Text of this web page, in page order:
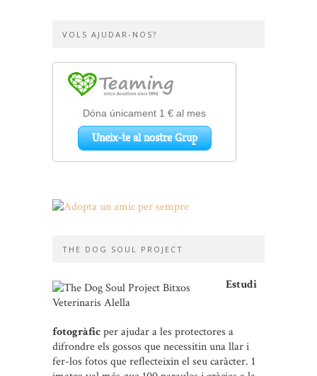
VOLS AJUDAR-NOS?
THE DOG SOUL PROJECT
Estudi
fotogràficper ajudar a les protectores a
difrondre els gossos que necessitin una llar i
fer-los fotos que reflecteixin el seu caràcter. 1